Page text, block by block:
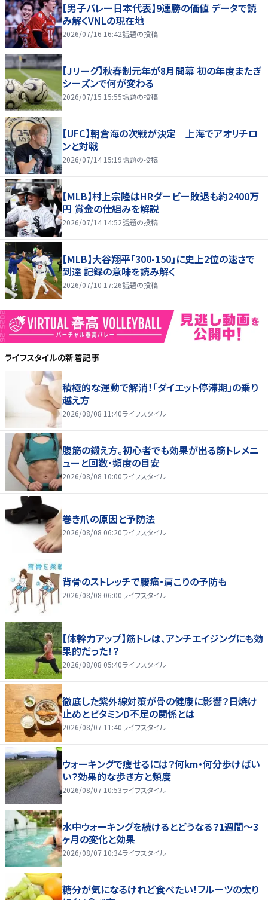
【男子バレー日本代表】9連勝の価値 データで読
み解くVNLの現在地
2026/07/16 16:42話題の投稿
【Jリーグ】秋春制元年が8月開幕 初の年度またぎ
シーズンで何が変わる
2026/07/15 15:55話題の投稿
【UFC】朝倉海の次戦が決定 上海でアオリチロ
ンと対戦
2026/07/14 15:19話題の投稿
【MLB】村上宗隆はHRダービー敗退も約2400万
円 賞金の仕組みを解説
2026/07/14 14:52話題の投稿
【MLB】大谷翔平「300-150」に史上2位の速さで
到達 記録の意味を読み解く
2026/07/10 17:26話題の投稿
ライフスタイルの新着記事
積極的な運動で解消！「ダイエット停滞期」の乗り
越え方
2026/08/08 11:40ライフスタイル
腹筋の鍛え方。初心者でも効果が出る筋トレメニ
ューと回数・頻度の目安
2026/08/08 10:00ライフスタイル
巻き爪の原因と予防法
2026/08/08 06:20ライフスタイル
背骨のストレッチで腰痛・肩こりの予防も
2026/08/08 06:00ライフスタイル
【体幹力アップ】筋トレは、アンチエイジングにも効
果的だった！？
2026/08/08 05:40ライフスタイル
徹底した紫外線対策が骨の健康に影響？日焼け
止めとビタミンD不足の関係とは
2026/08/07 11:40ライフスタイル
ウォーキングで痩せるには？何km・何分歩けばい
い？効果的な歩き方と頻度
2026/08/07 10:53ライフスタイル
水中ウォーキングを続けるとどうなる？1週間～3
ヶ月の変化と効果
2026/08/07 10:34ライフスタイル
糖分が気になるけれど食べたい！フルーツの太り